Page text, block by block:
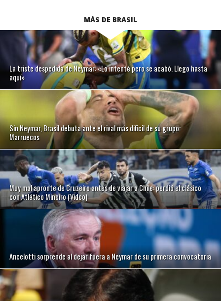
MÁS DE BRASIL
La triste despedida de Neymar: «Lo intenté pero se acabó. Llego hasta
aquí»
Sin Neymar, Brasil debuta ante el rival más dificil de su grupo:
Marruecos
Muy mal apronte de Cruzeiro antes de viajar a Chile: perdió el clásico
con Atlético Mineiro (Video)
Ancelotti sorprende al dejar fuera a Neymar de su primera convocatoria